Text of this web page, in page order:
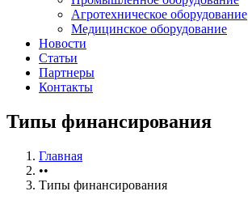
Агротехническое оборудование
Медицинское оборудование
Новости
Статьи
Партнеры
Контакты
Типы финансирования
Главная
••
Типы финансирования